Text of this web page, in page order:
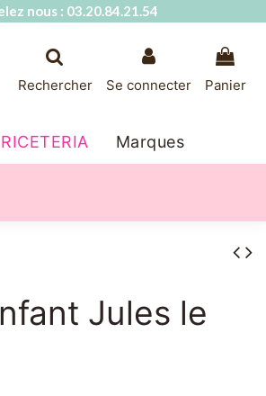
nous : 03.20.84.21.54
Rechercher Se connecter Panier
RICETERIA Marques
Jules le